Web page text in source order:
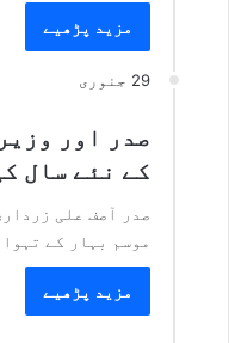
مزید پڑھیے
29 جنوری
صدر اور
کے نئے سال
صدر آصف علی
موسم بہار کے
مزید پڑھیے